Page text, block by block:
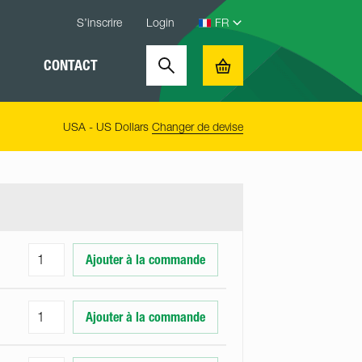
S’inscrire Login
CONTACT Search Basket
USA - US Dollars Changer de devise
Ajouter à la commande
Ajouter à la commande